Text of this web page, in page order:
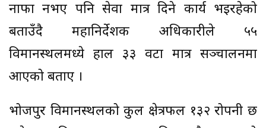
नाफा नभए पनि सेवा मात्र दिने कार्य भइरहेको
बताउँदै महानिर्देशक अधिकारीले ५५
विमानस्थलमध्ये हाल ३३ वटा मात्र सञ्चालनमा
आएको बताए ।
भोजपुर विमानस्थलको कुल क्षेत्रफल १३२ रोपनी छ